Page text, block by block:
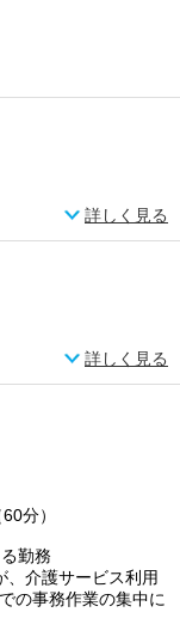
詳しく見る
詳しく見る
分）
勤務
介護サービス利用
の事務作業の集中に